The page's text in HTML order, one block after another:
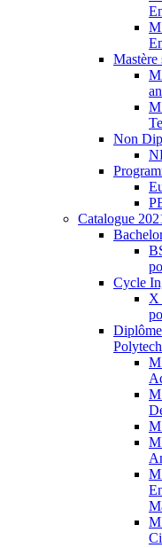
Mastère
Non
Catalogue
Cycle
X